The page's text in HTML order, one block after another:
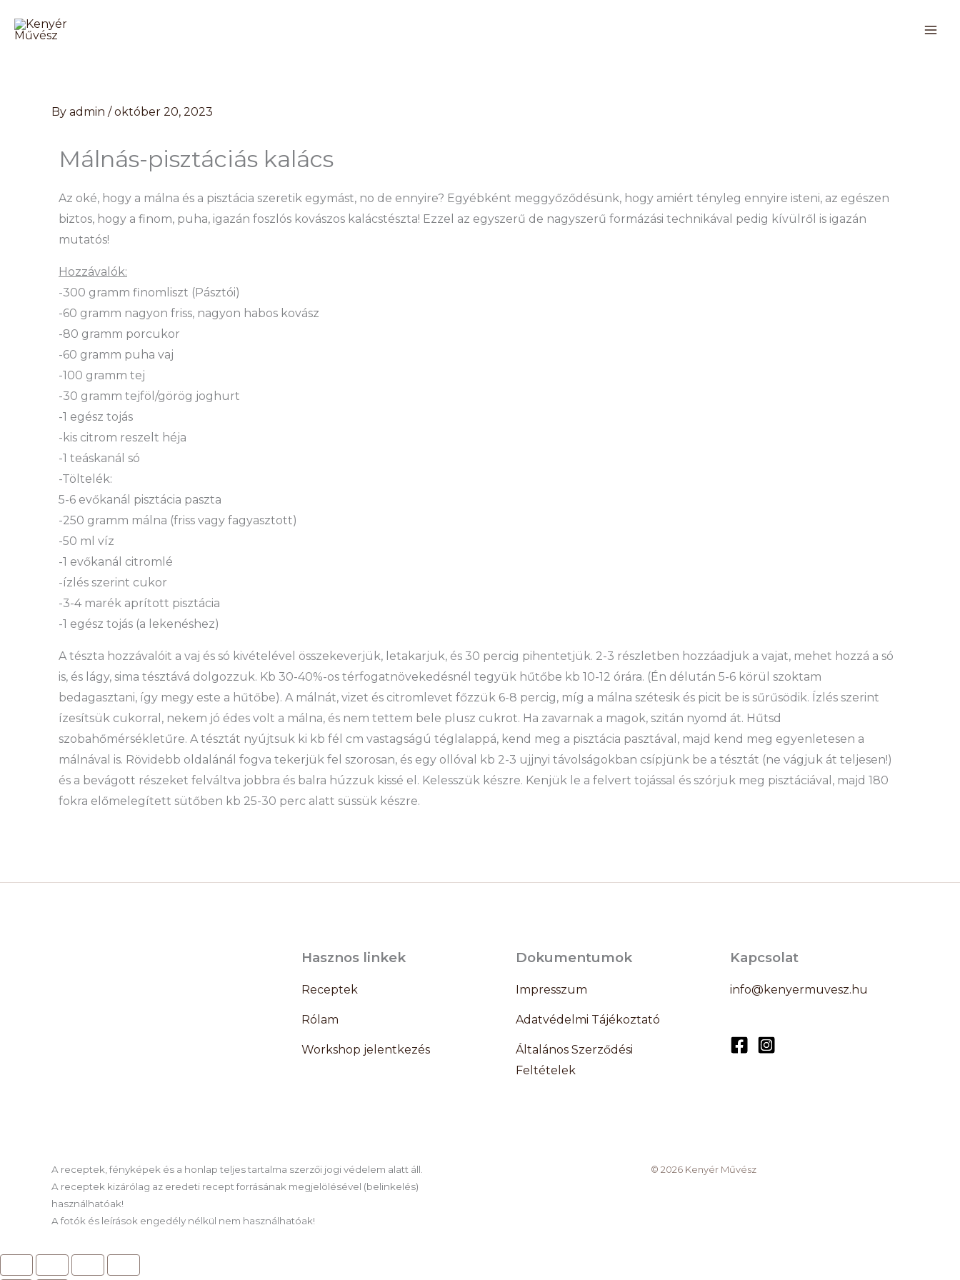
By admin /október 20, 2023
Málnás-pisztáciás kalács
Az oké, hogy a málna és a pisztácia szeretik egymást, no de ennyire? Egyébként meggyőződésünk, hogy amiért tényleg ennyire isteni, az egészen
biztos, hogy a finom, puha, igazán foszlós kovászos kalácstészta! Ezzel az egyszerű de nagyszerű formázási technikával pedig kívülről is igazán
mutatós!
Hozzávalók:
-300 gramm finomliszt (Pásztói)
-60 gramm nagyon friss, nagyon habos kovász
-80 gramm porcukor
-60 gramm puha vaj
-100 gramm tej
-30 gramm tejföl/görög joghurt
-1 egész tojás
-kis citrom reszelt héja
-1 teáskanál só
-Töltelék:
5-6 evőkanál pisztácia paszta
-250 gramm málna (friss vagy fagyasztott)
-50 ml víz
-1 evőkanál citromlé
-ízlés szerint cukor
-3-4 marék aprított pisztácia
-1 egész tojás (a lekenéshez)
A tészta hozzávalóit a vaj és só kivételével összekeverjük, letakarjuk, és 30 percig pihentetjük. 2-3 részletben hozzáadjuk a vajat, mehet hozzá a só
is, és lágy, sima tésztává dolgozzuk. Kb 30-40%-os térfogatnövekedésnél tegyük hűtőbe kb 10-12 órára. (Én délután 5-6 körül szoktam
bedagasztani, így megy este a hűtőbe). A málnát, vizet és citromlevet főzzük 6-8 percig, míg a málna szétesik és picit be is sűrűsödik. Ízlés szerint
ízesítsük cukorral, nekem jó édes volt a málna, és nem tettem bele plusz cukrot. Ha zavarnak a magok, szitán nyomd át. Hűtsd
szobahőmérsékletűre. A tésztát nyújtsuk ki kb fél cm vastagságú téglalappá, kend meg a pisztácia pasztával, majd kend meg egyenletesen a
málnával is. Rövidebb oldalánál fogva tekerjük fel szorosan, és egy ollóval kb 2-3 ujjnyi távolságokban csípjünk be a tésztát (ne vágjuk át teljesen!)
és a bevágott részeket felváltva jobbra és balra húzzuk kissé el. Kelesszük készre. Kenjük le a felvert tojással és szórjuk meg pisztáciával, majd 180
fokra előmelegített sütőben kb 25-30 perc alatt süssük készre.
Hasznos linkek
Receptek
Rólam
Workshop jelentkezés
Dokumentumok
Impresszum
Adatvédelmi Tájékoztató
Általános Szerződési
Feltételek
Kapcsolat
info@kenyermuvesz.hu
A receptek, fényképek és a honlap teljes tartalma szerzői jogi védelem alatt áll.
A receptek kizárólag az eredeti recept forrásának megjelölésével (belinkelés)
használhatóak!
A fotók és leírások engedély nélkül nem használhatóak!
© 2026 Kenyér Művész